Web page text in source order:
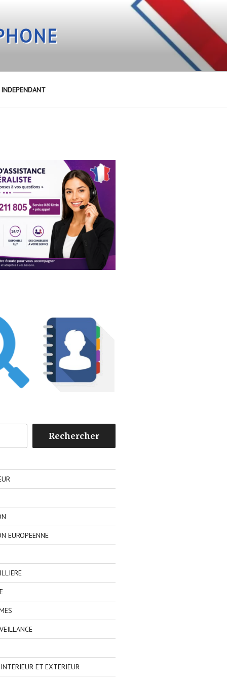
Rechercher
EUROPEENNE
ET EXTERIEUR